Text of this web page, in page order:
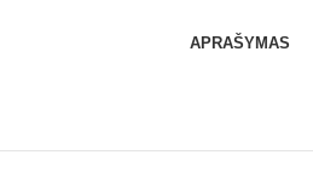
APRAŠYMAS